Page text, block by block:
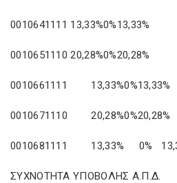
0010641111 13,33%0%13,33%
0010651110 20,28%0%20,28%
0010661111 13,33%0%13,33%
0010671110 20,28%0%20,28%
0010681111 13,33% 0%
ΣΥΧΝΟΤΗΤΑ ΥΠΟΒΟΛΗΣ Α.Π.Δ.